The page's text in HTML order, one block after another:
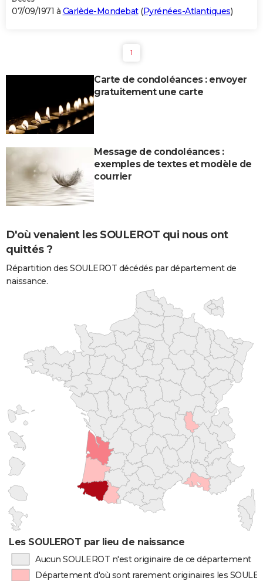
07/09/1971 à Garlède-Mondebat(Pyrénées-Atlantiques)
1
Carte de condoléances : envoyer
gratuitement une carte
Message de condoléances :
exemples de textes et modèle de
courrier
D'où venaient les SOULEROT qui nous ont
quittés ?
Répartition des SOULEROT décédés par département de
naissance.
Les SOULEROT par lieu de naissance
Aucun SOULEROT n'est originaire de ce département
Département d'où sont rarement originaires les